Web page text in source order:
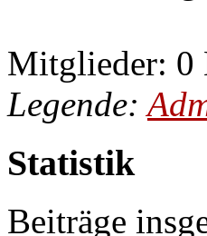
Mitglieder: 0
Legende:
Statistik
Beiträge